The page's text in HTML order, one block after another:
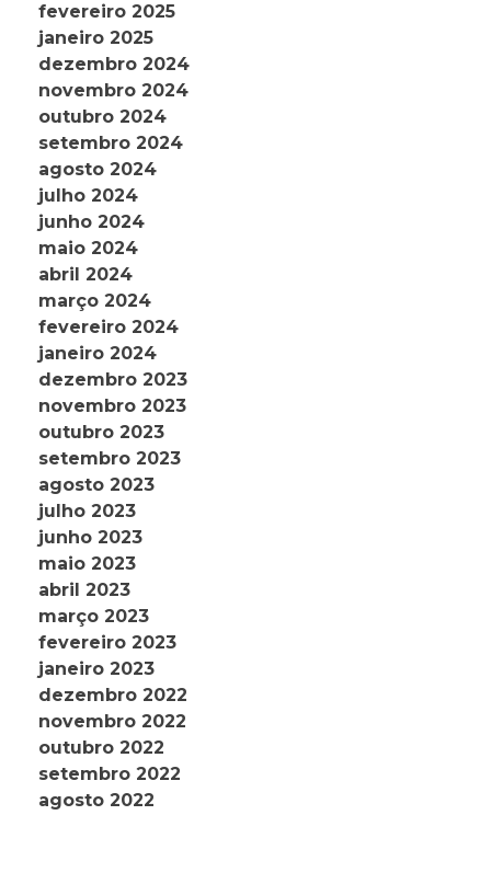
fevereiro 2025
janeiro 2025
dezembro 2024
novembro 2024
outubro 2024
setembro 2024
agosto 2024
julho 2024
junho 2024
maio 2024
abril 2024
março 2024
fevereiro 2024
janeiro 2024
dezembro 2023
novembro 2023
outubro 2023
setembro 2023
agosto 2023
julho 2023
junho 2023
maio 2023
abril 2023
março 2023
fevereiro 2023
janeiro 2023
dezembro 2022
novembro 2022
outubro 2022
setembro 2022
agosto 2022